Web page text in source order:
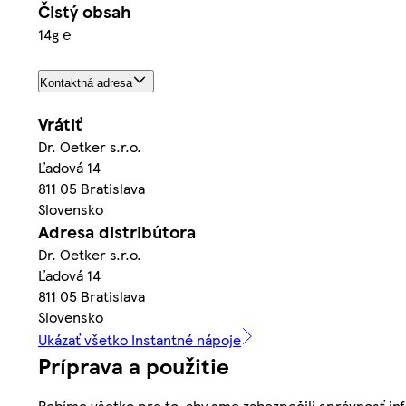
Čistý obsah
14g ℮
Kontaktná adresa
Vrátiť
Dr. Oetker s.r.o.
Ľadová 14
811 05 Bratislava
Slovensko
Adresa distribútora
Dr. Oetker s.r.o.
Ľadová 14
811 05 Bratislava
Slovensko
Ukázať všetko Instantné nápoje
Príprava a použitie